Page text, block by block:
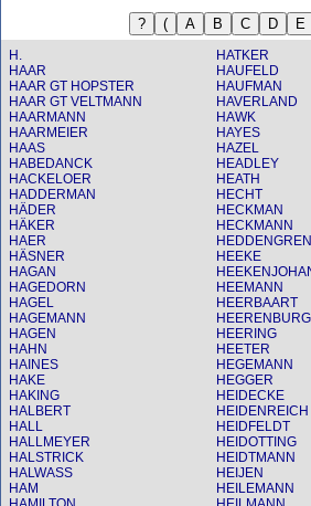
? ( A B C D E
H.
HAAR
HAAR GT HOPSTER
HAAR GT VELTMANN
HAARMANN
HAARMEIER
HAAS
HABEDANCK
HACKELOER
HADDERMAN
HÄDER
HÄKER
HAER
HÄSNER
HAGAN
HAGEDORN
HAGEL
HAGEMANN
HAGEN
HAHN
HAINES
HAKE
HAKING
HALBERT
HALL
HALLMEYER
HALSTRICK
HALWASS
HAM
HATKER
HAUFELD
HAUFMAN
HAVERLAND
HAWK
HAYES
HAZEL
HEADLEY
HEATH
HECHT
HECKMAN
HECKMANN
HEDDENGREN
HEEKE
HEEMANN
HEERBAART
HEERENBURG
HEERING
HEETER
HEGEMANN
HEGGER
HEIDECKE
HEIDENREICH
HEIDFELDT
HEIDOTTING
HEIDTMANN
HEIJEN
HEILEMANN